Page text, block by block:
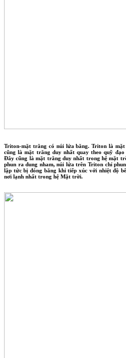
Triton-mặt trăng có núi lửa băng. Triton là
cũng là mặt trăng duy nhất quay theo quỹ
Đây cũng là mặt trăng duy nhất trong hệ mặt
phun ra dung nham, núi lửa trên Triton chỉ
lập tức bị đóng băng khi tiếp xúc với nhiệt độ
nơi lạnh nhất trong hệ Mặt trời.